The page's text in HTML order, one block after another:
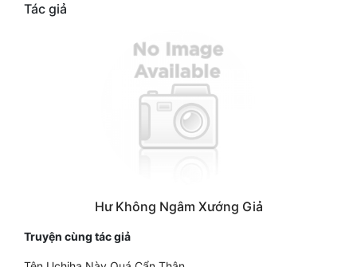
Tác giả
Hư Không Ngâm Xướng Giả
Truyện cùng tác giả